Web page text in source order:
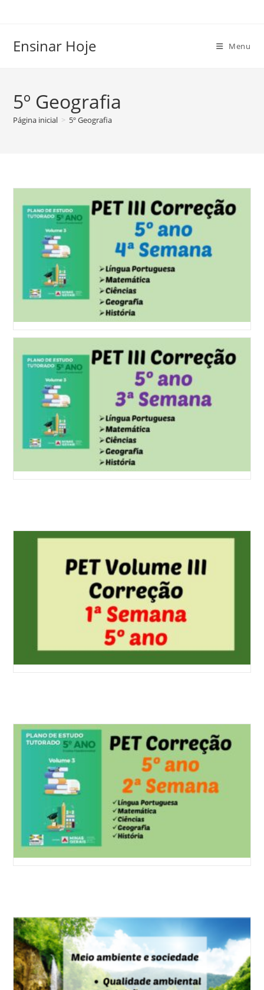
conteúdo
Ensinar Hoje Menu
5º Geografia
Página inicial > 5º Geografia